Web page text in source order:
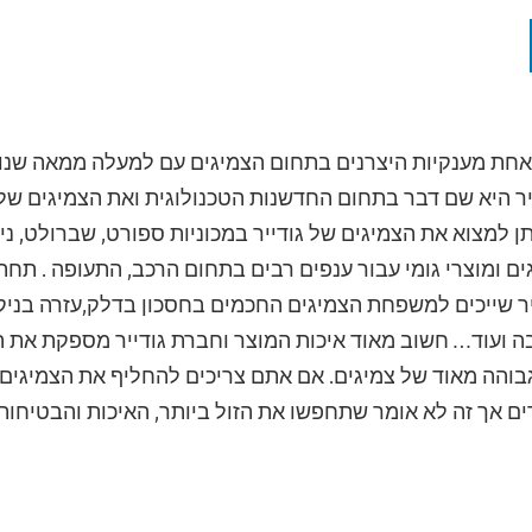
אחת מענקיות היצרנים בתחום הצמיגים עם למעלה ממאה
היא שם דבר בתחום החדשנות הטכנולוגית ואת הצמיגים
למצוא את הצמיגים של גודייר במכוניות ספורט, שברולט,
ומוצרי גומי עבור ענפים רבים בתחום הרכב, התעופה .
שייכים למשפחת הצמיגים החכמים בחסכון בדלק,עזרה
ועוד… חשוב מאוד איכות המוצר וחברת גודייר מספקת את
גבוהה מאוד של צמיגים. אם אתם צריכים להחליף את
אך זה לא אומר שתחפשו את הזול ביותר, האיכות